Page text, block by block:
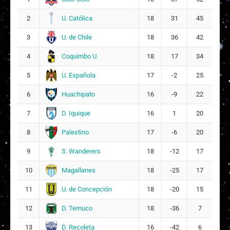
� Ámbar María Guerra Castro 60
70
E Evolet Antonella Madariaga Vásquez
68
2 U. Católica 18 31 45
3 U. de Chile 18 36 42
4 Coquimbo U. 18 17 34
5 U. Española 17 -2 25
6 Huachipato 16 -9 22
7 D. Iquique 16 1 20
8 Palestino 17 -6 20
9 S. Wanderers 18 -12 17
10 Magallanes 18 -25 17
11 U. de Concepción 18 -20 15
12 D. Temuco 18 -36 7
13 D. Recoleta 16 -42 6